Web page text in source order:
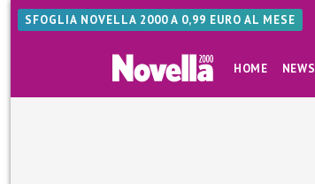
SFOGLIA NOVELLA 2000 A 0,99 EURO AL MESE
HOME NEWS